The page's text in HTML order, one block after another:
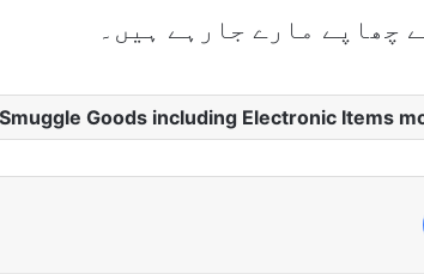
چھاپے مارے جارہے ہیں۔
Goods including Electronic Items